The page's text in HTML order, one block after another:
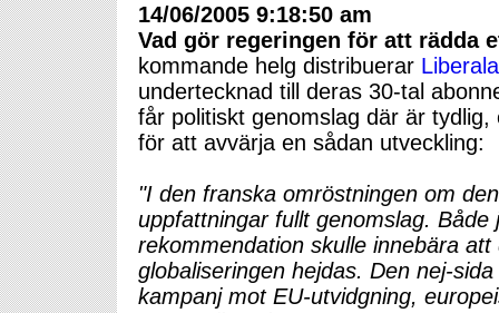
14/06/2005 9:18:50 am
Vad gör regeringen för att rädda
kommande helg distribuerar
undertecknad till deras 30-tal
får politiskt genomslag där är
för att avvärja en sådan utveckling:
"I den franska omröstningen om
uppfattningar fullt genomslag.
rekommendation skulle innebära
globaliseringen hejdas. Den nej-
kampanj mot EU-utvidgning,